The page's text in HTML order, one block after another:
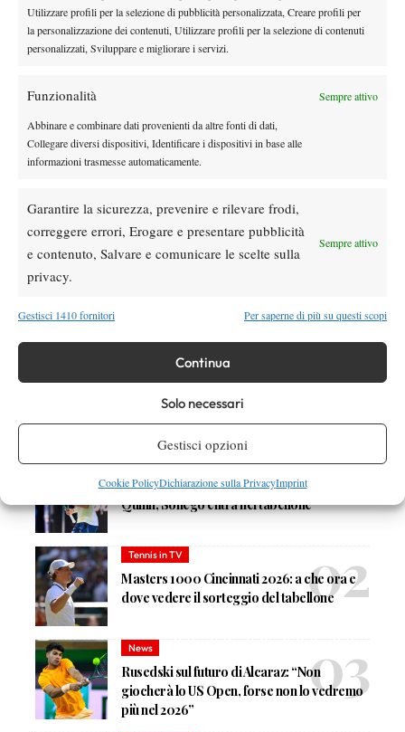
Utilizzare profili per la selezione di pubblicità personalizzata, Creare profili per
la personalizzazione dei contenuti, Utilizzare profili per la selezione di contenuti
personalizzati, Sviluppare e migliorare i servizi.
Funzionalità Sempre attivo
Abbinare e combinare dati provenienti da altre fonti di dati,
Collegare diversi dispositivi, Identificare i dispositivi in base alle
informazioni trasmesse automaticamente.
Garantire la sicurezza, prevenire e rilevare frodi,
correggere errori, Erogare e presentare pubblicità
e contenuto, Salvare e comunicare le scelte sulla
privacy.
Sempre attivo
Gestisci 1410 fornitori Per saperne di più su questi scopi
Continua
Solo necessari
Gestisci opzioni
Cookie PolicyDichiarazione sulla PrivacyImprint
La terra di conseguenza non è la tua superficie preferita.
No no, preferisco molto di più le superfici veloci, proprio perché
posso impostare di più il mio gioco sull’attacco.
Santa Margherita, sia 10k che 25k, e poi giocherò i tornei della
Serie A Svizzera.
TAGGED:Chiasso sara ottomano
Nessun commento
per inviare un commento.
DI TENDENZA
News
Masters 1000 Cincinnati 2026: forfait di
Quinn, Sonego entra nel tabellone
Tennis in TV
Masters 1000 Cincinnati 2026: a che ora e
dove vedere il sorteggio del tabellone
News
Rusedski sul futuro di Alcaraz: “Non
giocherà lo US Open, forse non lo vedremo
più nel 2026”